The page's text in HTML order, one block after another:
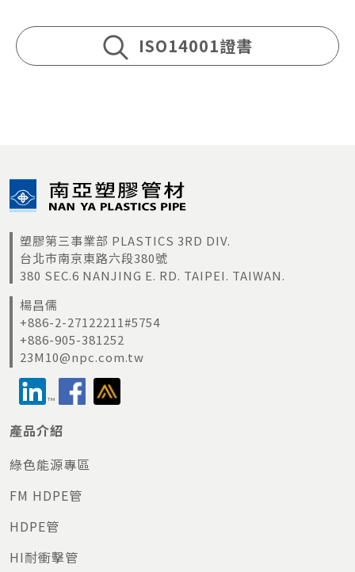
ISO14001證書
塑膠第三事業部 PLASTICS 3RD DIV.
台北市南京東路六段380號
380 SEC.6 NANJING E. RD. TAIPEI. TAIWAN.
楊昌儒
+886-2-27122211#5754
+886-905-381252
23M10@npc.com.tw
產品介紹
綠色能源專區
FM HDPE管
HDPE管
HI耐衝擊管